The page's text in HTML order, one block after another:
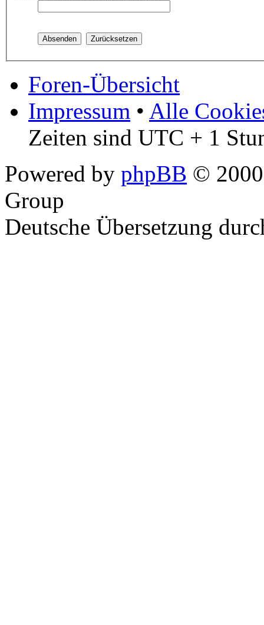
Foren-Übersicht
Impressum • Alle
Zeiten sind UTC + 1
Powered by phpBB ©
Group
Deutsche Übersetzung